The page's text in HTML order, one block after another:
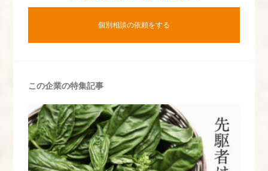
個別相談の依頼をする
この企業の特集記事